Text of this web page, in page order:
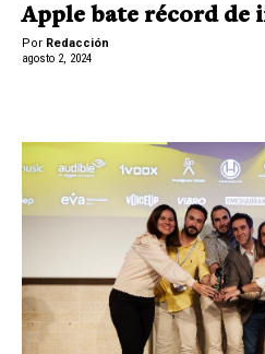
Apple bate récord de
Por Redacción
agosto 2, 2024